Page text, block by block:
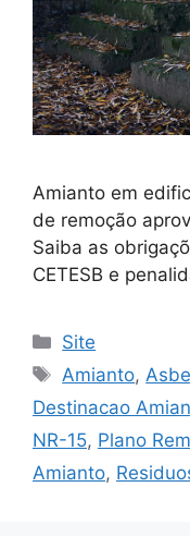
Amianto em
de remoção
Saiba as
CETESB e
Site
Amianto,
Destinacao
NR-15, Plano
Amianto,